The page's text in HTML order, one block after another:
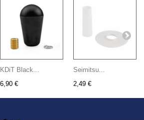
KDiT Black...
6,90 €
Seimitsu...
2,49 €